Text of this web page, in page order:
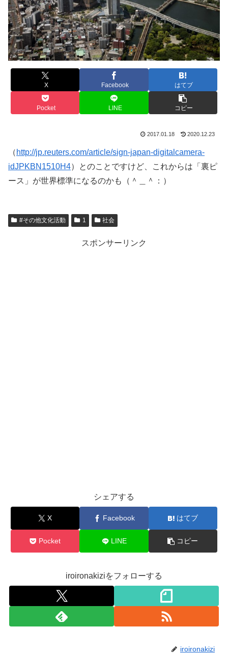
X Facebook はてブ
Pocket LINE コピー
2017.01.18 2020.12.23
（ http://jp.reuters.com/article/sign-japan-digitalcamera-
idJPKBN1510H4）とのことですけど、これからは「裏ピ
ース」が世界標準になるのかも（＾＿＾：）
#その他文化活動 1 社会
スポンサーリンク
シェアする
X Facebook はてブ
Pocket LINE コピー
iroironakiziをフォローする
iroironakizi